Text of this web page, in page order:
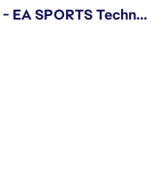
Senior Technical Artist (Rigging) - EA SPORTS Technology